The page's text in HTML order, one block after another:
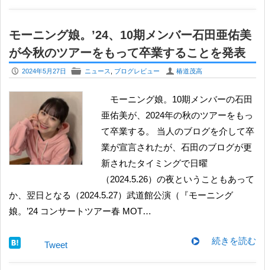
モーニング娘。’24、10期メンバー石田亜佑美
が今秋のツアーをもって卒業することを発表
P 2024年5月27日 F ニュース ブログレビュー U 椿道茂高
モーニング娘。10期メンバーの石田
亜佑美が、2024年の秋のツアーをもっ
て卒業する。 当人のブログを介して卒
業が宣言されたが、石田のブログが更
新されたタイミングで日曜
（2024.5.26）の夜ということもあって
か、翌日となる（2024.5.27）武道館公演（『モーニング
娘。’24 コンサートツアー春 MOT…
続きを読む
Tweet